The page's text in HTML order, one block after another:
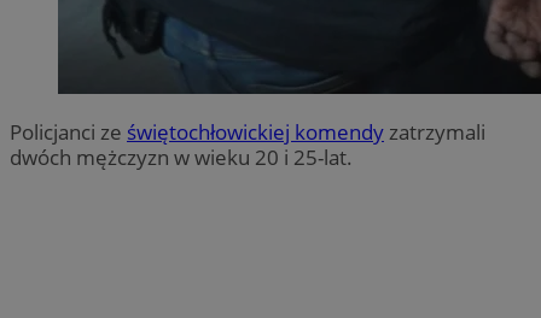
Policjanci ze świętochłowickiej komendyzatrzymali
dwóch mężczyzn w wieku 20 i 25-lat.